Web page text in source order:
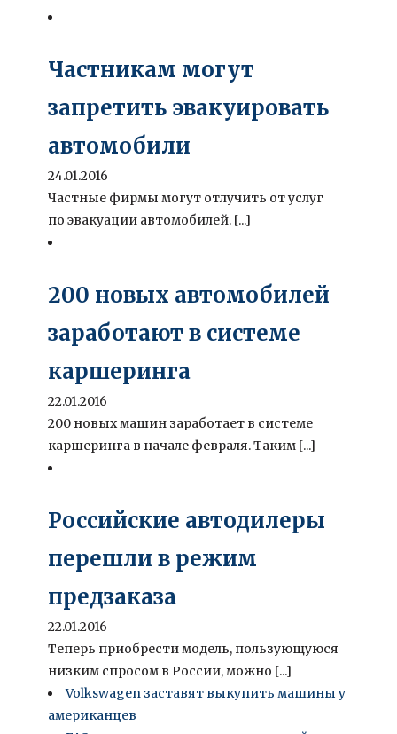
Частникам могут
запретить эвакуировать
автомобили
24.01.2016
Частные фирмы могут отлучить от услуг
по эвакуации автомобилей. [...]
200 новых автомобилей
заработают в системе
каршеринга
22.01.2016
200 новых машин заработает в системе
каршеринга в начале февраля. Таким [...]
Российские автодилеры
перешли в режим
предзаказа
22.01.2016
Теперь приобрести модель, пользующуюся
низким спросом в России, можно [...]
Volkswagen заставят выкупить машины у
американцев